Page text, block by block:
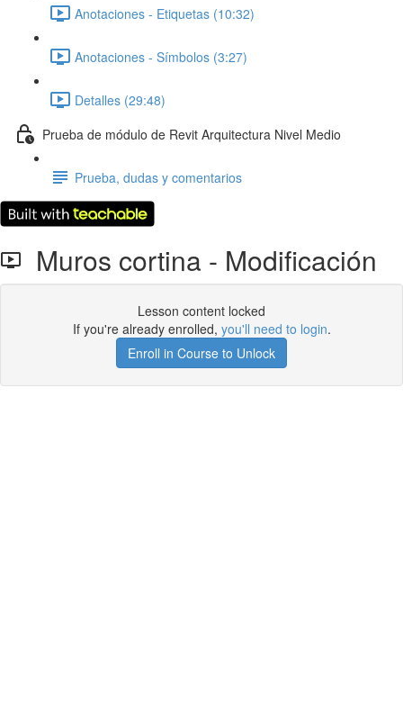
Anotaciones - Etiquetas (10:32)
Anotaciones - Símbolos (3:27)
Detalles (29:48)
Prueba de módulo de Revit Arquitectura Nivel Medio
Prueba, dudas y comentarios
Muros cortina - Modificación
Lesson content locked
If you're already enrolled, you'll need to login.
Enroll in Course to Unlock